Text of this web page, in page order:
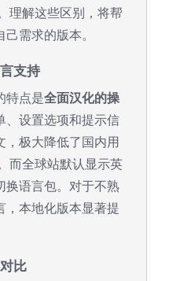
理解这些区别，将帮
需求的版本。
支持
特点是全面汉化的操
、设置选项和提示信
，极大降低了国内用
而全球站默认显示英
换语言包。对于不熟
，本地化版本显著提
比